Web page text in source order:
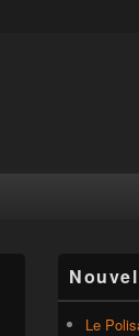
principale
de
widget
Le